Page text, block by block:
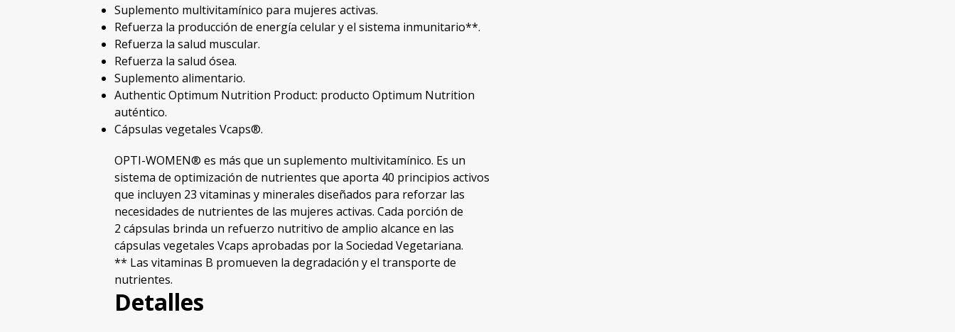
Suplemento multivitamínico para mujeres activas.
Refuerza la producción de energía celular y el sistema inmunitario**.
Refuerza la salud muscular.
Refuerza la salud ósea.
Suplemento alimentario.
Authentic Optimum Nutrition Product: producto Optimum Nutrition
auténtico.
Cápsulas vegetales Vcaps®.
OPTI-WOMEN® es más que un suplemento multivitamínico. Es un
sistema de optimización de nutrientes que aporta 40 principios activos
que incluyen 23 vitaminas y minerales diseñados para reforzar las
necesidades de nutrientes de las mujeres activas. Cada porción de
2 cápsulas brinda un refuerzo nutritivo de amplio alcance en las
cápsulas vegetales Vcaps aprobadas por la Sociedad Vegetariana.
** Las vitaminas B promueven la degradación y el transporte de
nutrientes.
Detalles